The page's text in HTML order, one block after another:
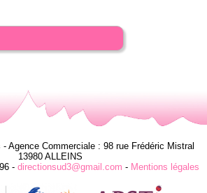
Agence Commerciale : 98 rue Frédéric Mistral
13980 ALLEINS
- directionsud3@gmail.com - Mentions légales